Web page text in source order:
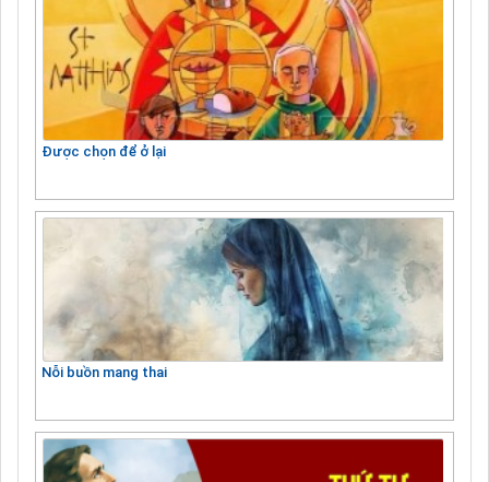
Được chọn để ở lại
Nỗi buồn mang thai